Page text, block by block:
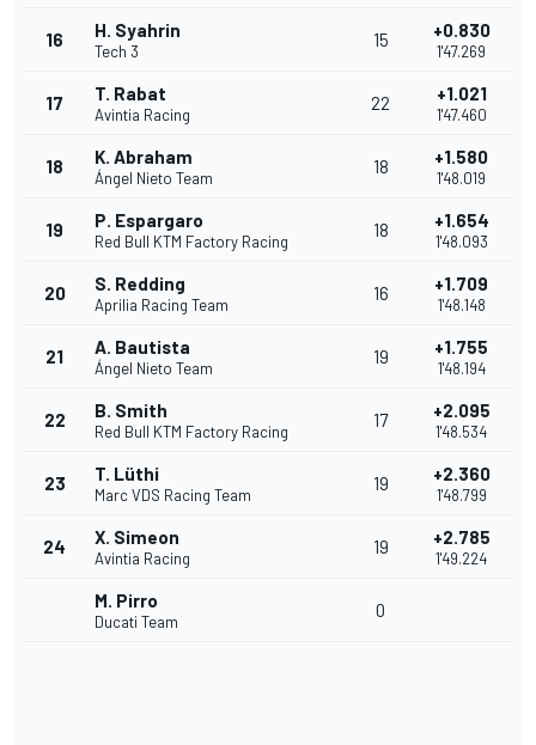
16 H. Syahrin
Tech 3
15 +0.830
1'47.269
17 T. Rabat
Avintia Racing
22 +1.021
1'47.460
18 K. Abraham
Ángel Nieto Team
18 +1.580
1'48.019
19 P. Espargaro
Red Bull KTM Factory Racing
18 +1.654
1'48.093
20 S. Redding
Aprilia Racing Team
16 +1.709
1'48.148
21 A. Bautista
Ángel Nieto Team
19 +1.755
1'48.194
22 B. Smith
Red Bull KTM Factory Racing
17 +2.095
1'48.534
23 T. Lüthi
Marc VDS Racing Team
19 +2.360
1'48.799
24 X. Simeon
Avintia Racing
19 +2.785
1'49.224
M. Pirro
Ducati Team
0